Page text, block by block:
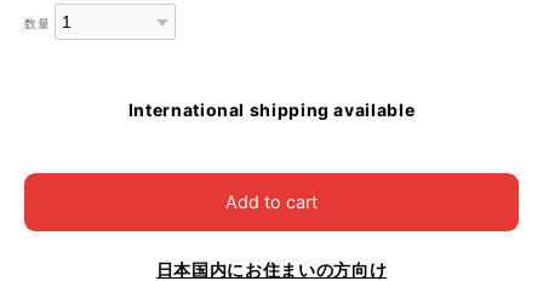
数量
International shipping available
Add to cart
日本国内にお住まいの方向け